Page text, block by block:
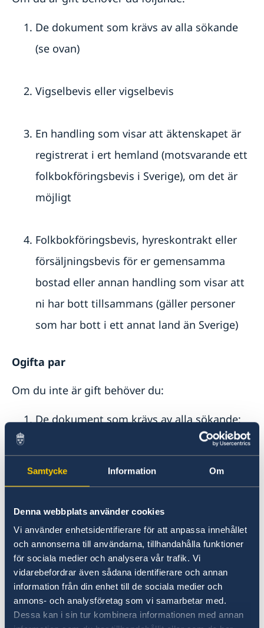
Samtycke Information Om
Denna webbplats använder cookies
Vi använder enhetsidentifierare för att anpassa innehållet
och annonserna till användarna, tillhandahålla funktioner
för sociala medier och analysera vår trafik. Vi
vidarebefordrar även sådana identifierare och annan
information från din enhet till de sociala medier och
annons- och analysföretag som vi samarbetar med.
Dessa kan i sin tur kombinera informationen med annan
De dokument som krävs av alla sökande
(se ovan)
Vigselbevis eller vigselbevis
En handling som visar att äktenskapet är
registrerat i ert hemland (motsvarande ett
folkbokföringsbevis i Sverige), om det är
möjligt
Folkbokföringsbevis, hyreskontrakt eller
försäljningsbevis för er gemensamma
bostad eller annan handling som visar att
ni har bott tillsammans (gäller personer
som har bott i ett annat land än Sverige)
Ogifta par
Om du inte är gift behöver du:
De dokument som krävs av alla sökande:
Bevis på nationell identitet eller annan
Folkbokföringsbevis, hyreskontrakt eller
bostad eller annan handling som visar att
ni har bott tillsammans (gäller personer
som har bott i ett annat land än Sverige)
Barn under 18 år